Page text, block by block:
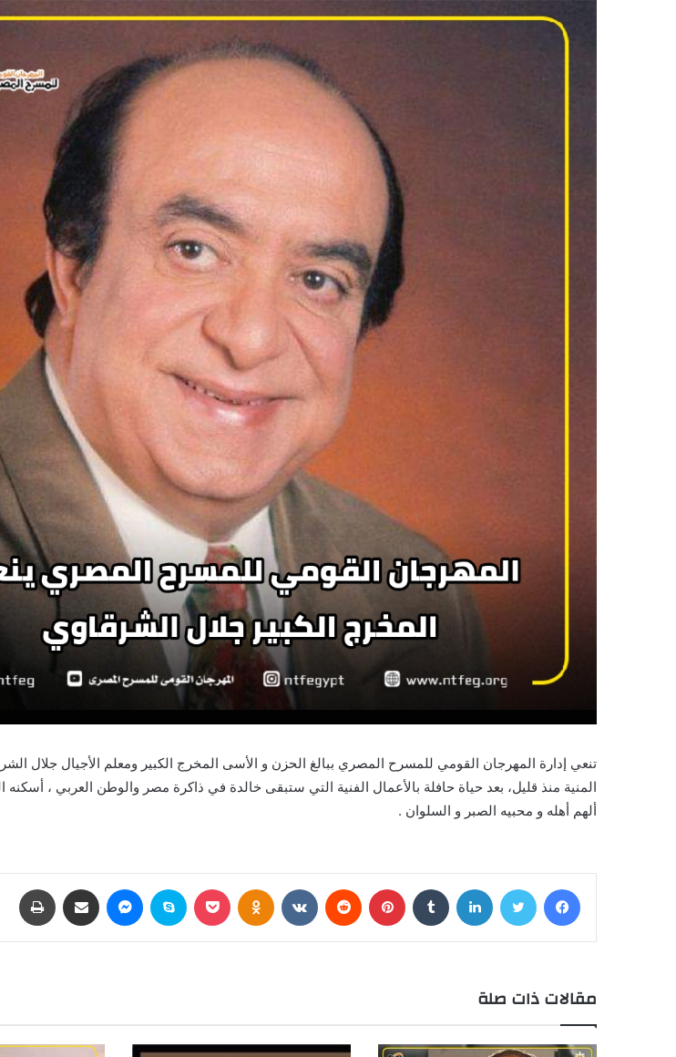
تنعي إدارة المهرجان القومي للمسرح المصري ببالغ الحزن و الأسى المخرج الكبير ومعلم الأجيال جلال
المنية منذ قليل، بعد حياة حافلة بالأعمال الفنية التي ستبقى خالدة في ذاكرة مصر والوطن العربي ، أسكنه
ألهم أهله و محبيه الصبر و السلوان .
فيسبوك تويتر لينكدإن بينتيريست Odnoklassniki
بوكيت سكايب ماسنجر مشاركة عبر البريد
مقالات ذات صلة